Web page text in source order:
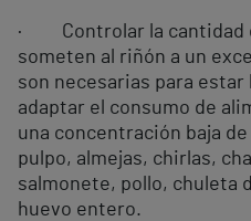
· Controlar la cantidad
someten al riñón a un
son necesarias para
adaptar el consumo de
una concentración baja
pulpo, almejas, chirlas,
salmonete, pollo, chuleta
huevo entero.